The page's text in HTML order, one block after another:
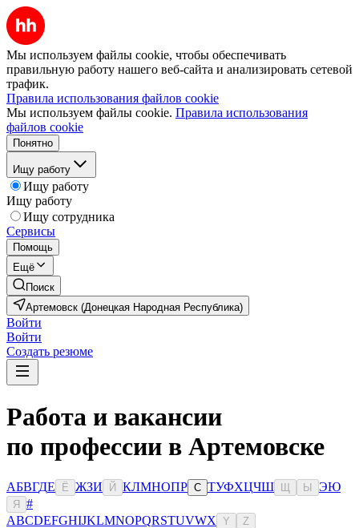
Мы используем файлы cookie, чтобы обеспечивать
правильную работу нашего веб-сайта и анализировать сетевой
трафик.
Правила использования файлов cookie
Мы используем файлы cookie. Правила использования
файлов cookie
Понятно
Ищу работу
Ищу работу
Ищу работу
Ищу сотрудника
Сервисы
Помощь
Ещё
Поиск
Артемовск (Донецкая Народная Республика)
Войти
Войти
Создать резюме
Работа и вакансии
по профессии в Артемовске
АБВГДЕ Ё ЖЗИ Й КЛМНОПР С ТУФХЦЧШ Ы ЭЮ
Я
#
ABCDEFGHIJKLMNOPQRSTUVWX Y Z